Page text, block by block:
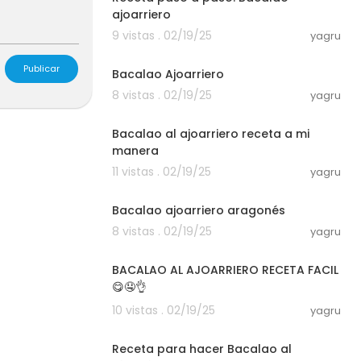
ajoarriero
9 vistas . 02/19/25
yagru
Bacalao Ajoarriero
8 vistas . 02/19/25
yagru
Bacalao al ajoarriero receta a mi
manera
11 vistas . 02/19/25
yagru
Bacalao ajoarriero aragonés
8 vistas . 02/19/25
yagru
BACALAO AL AJOARRIERO RECETA FACIL
😋🤤👌
10 vistas . 02/19/25
yagru
Receta para hacer Bacalao al
Publicar